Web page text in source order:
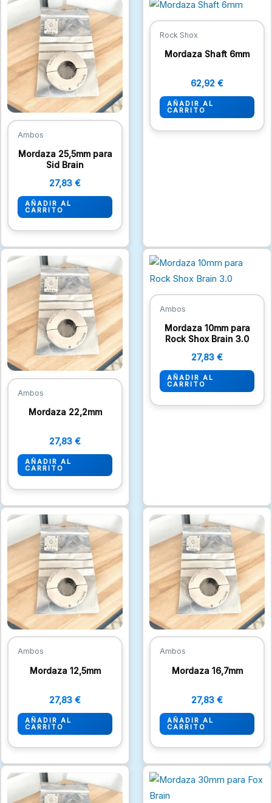
Ambos
Mordaza 25,5mm para
Sid Brain
27,83 €
AÑADIR AL
CARRITO
Rock Shox
Mordaza Shaft 6mm
62,92 €
AÑADIR AL
CARRITO
Ambos
Mordaza 22,2mm
27,83 €
AÑADIR AL
CARRITO
Ambos
Mordaza 10mm para
Rock Shox Brain 3.0
27,83 €
AÑADIR AL
CARRITO
Ambos
Mordaza 12,5mm
27,83 €
AÑADIR AL
CARRITO
Ambos
Mordaza 16,7mm
27,83 €
AÑADIR AL
CARRITO